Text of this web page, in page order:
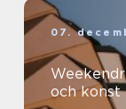
07.
och konst